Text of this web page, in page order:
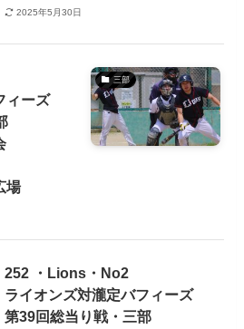
2025年5月30日
三部
ィーズ
場
252 ・Lions・No2
ライオンズ対瀧定バフィーズ
第39回総当り戦・三部